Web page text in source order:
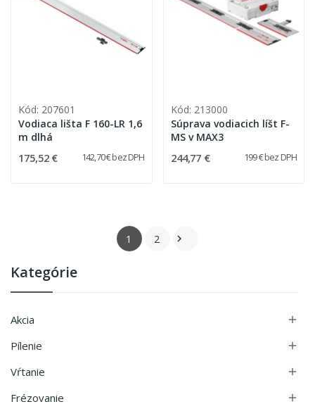
Kategórie
Akcia 
Pílenie 
Vŕtanie 
Frézovanie 
Kód: 207601
Vodiaca lišta F 160-LR 1,6
m dlhá
175,52 € 142,70 € bez DPH
Kód: 213000
Súprava vodiacich líšt F-
MS v MAX3
244,77 € 199 € bez DPH
1 2 